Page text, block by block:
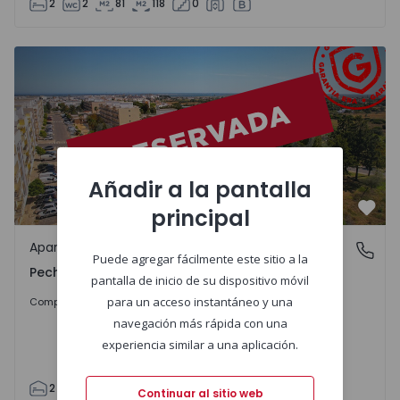
2 2 81 118 0
Apartamento T2 Olhão, Pechão - 1552774 - 1
Pechão, Faro
Apartamento
Pechão, Faro
Comprar 330.000 €
2 1 2
Añadir a la pantalla
principal
Puede agregar fácilmente este sitio a la
pantalla de inicio de su dispositivo móvil
para un acceso instantáneo y una
navegación más rápida con una
experiencia similar a una aplicación.
Continuar al sitio web